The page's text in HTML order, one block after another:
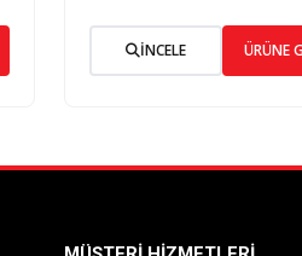
İNCELE ÜRÜNE